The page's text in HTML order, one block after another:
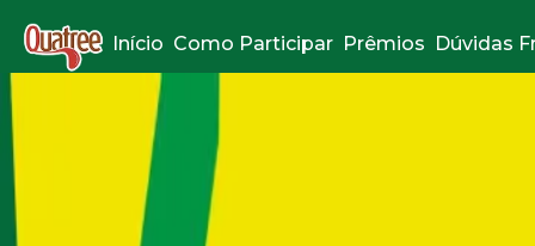
Início Como Participar Prêmios Dúvidas